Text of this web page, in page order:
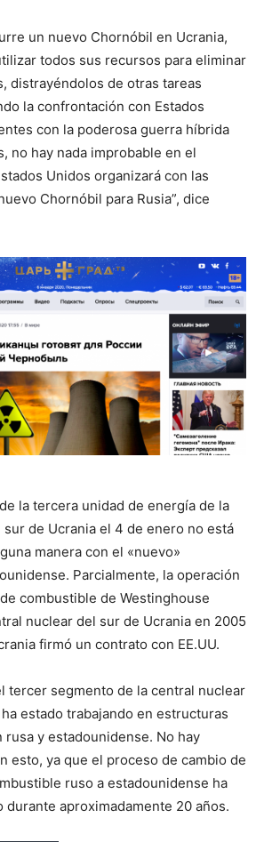
un nuevo Chornóbil en Ucrania,
todos sus recursos para eliminar
distrayéndolos de otras tareas
la confrontación con Estados
con la poderosa guerra híbrida
no hay nada improbable en el
Unidos organizará con las
Chornóbil para Rusia”, dice
la tercera unidad de energía de la
de Ucrania el 4 de enero no está
manera con el «nuevo»
Parcialmente, la operación
combustible de Westinghouse
nuclear del sur de Ucrania en 2005
firmó un contrato con EE.UU.
tercer segmento de la central nuclear
estado trabajando en estructuras
rusa y estadounidense. No hay
esto, ya que el proceso de cambio de
ruso a estadounidense ha
durante aproximadamente 20 años.